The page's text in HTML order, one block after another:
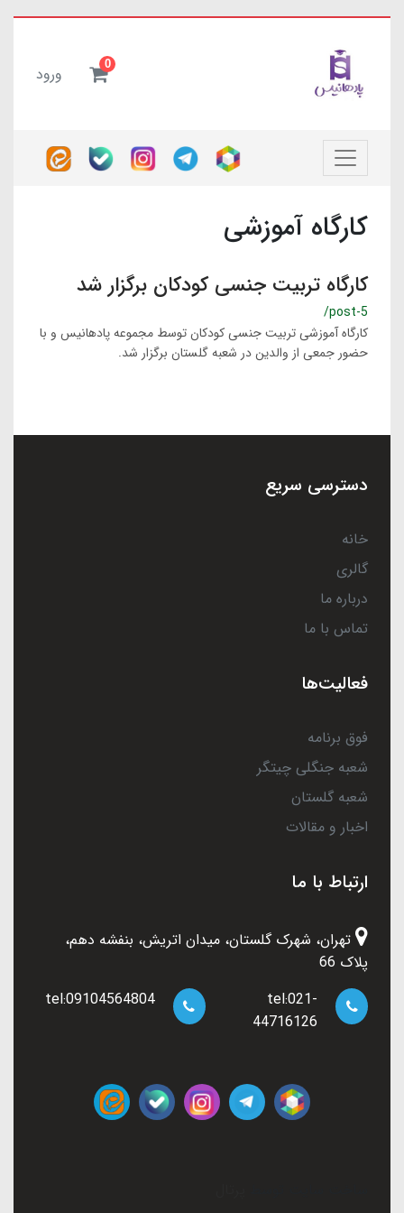
0 ورود
کارگاه آموزشی
کارگاه تربیت جنسی کودکان برگزار شد
/post-5
کارگاه آموزشی تربیت جنسی کودکان توسط مجموعه پادهانیس و با
حضور جمعی از والدین در شعبه گلستان برگزار شد.
دسترسی سریع
خانه
گالری
درباره ما
تماس با ما
فعالیت‌ها
فوق برنامه
شعبه جنگلی چیتگر
شعبه گلستان
اخبار و مقالات
ارتباط با ما
تهران، شهرک گلستان، میدان اتریش، بنفشه دهم،
پلاک 66
tel:021-
44716126
tel:09104564804